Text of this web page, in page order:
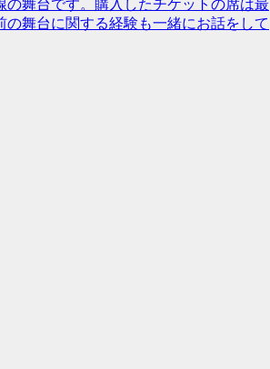
舞台です。購入したチケットの席は最
の舞台に関する経験も一緒にお話をして